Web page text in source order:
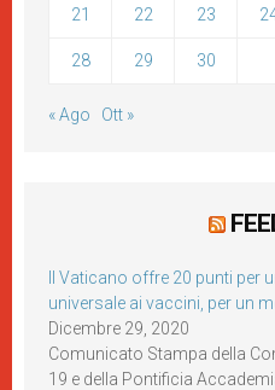
21 22 23
28 29 30
« Ago Ott »
Il Vaticano offre 20 punti per
universale ai vaccini, per un
Dicembre 29, 2020
Comunicato Stampa della
19 e della Pontificia